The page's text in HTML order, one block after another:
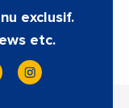
exclusif.
etc.